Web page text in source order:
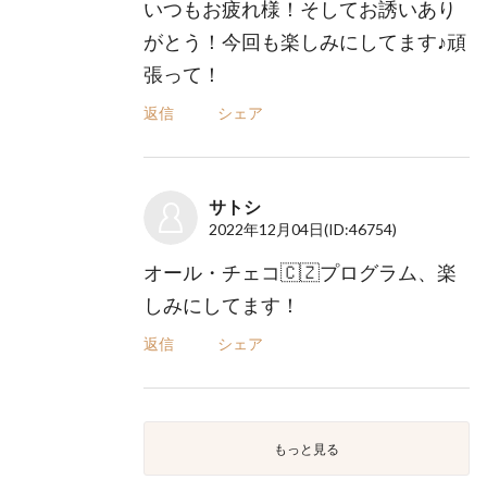
いつもお疲れ様！そしてお誘いあり
がとう！今回も楽しみにしてます♪頑
張って！
返信 シェア
サトシ
2022年12月04日(ID:46754)
オール・チェコ🇨🇿プログラム、楽
しみにしてます！
返信 シェア
もっと見る